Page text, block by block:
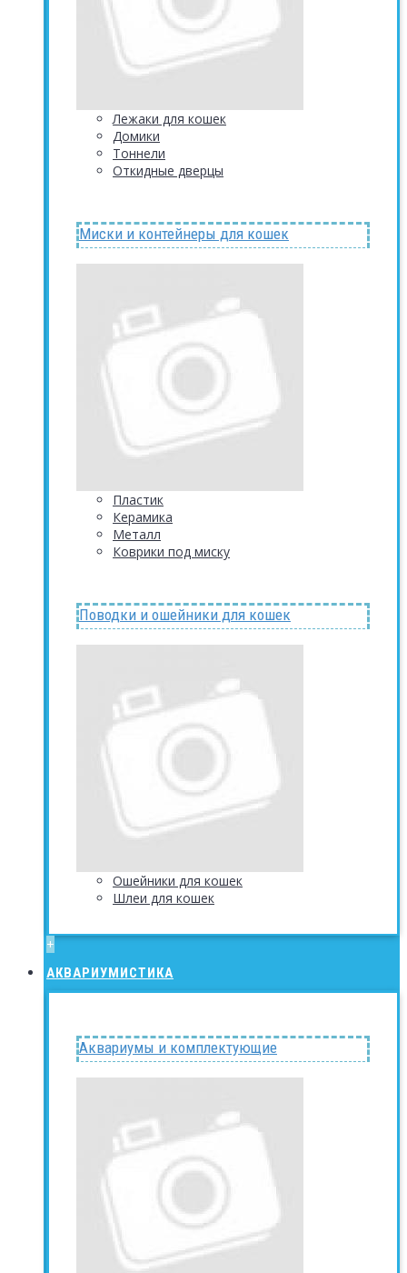
Лежаки для кошек
Домики
Тоннели
Откидные дверцы
Миски и контейнеры для кошек
Пластик
Керамика
Металл
Коврики под миску
Поводки и ошейники для кошек
Ошейники для кошек
Шлеи для кошек
+
АКВАРИУМИСТИКА
Аквариумы и комплектующие